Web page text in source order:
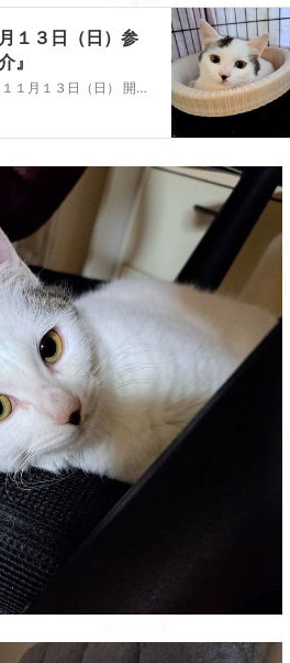
１３日（日）参
』
次回 幕張ねこの譲渡会は １１月１３日（日） 開催場所幕張ビーンズペットクリニックさんの診察室、待合室スペースをお借りしての開催です １３：００～１６：００最…